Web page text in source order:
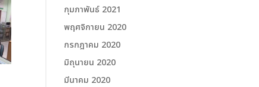
กุมภาพันธ์ 2021
พฤศจิกายน 2020
กรกฎาคม 2020
มิถุนายน 2020
มีนาคม 2020